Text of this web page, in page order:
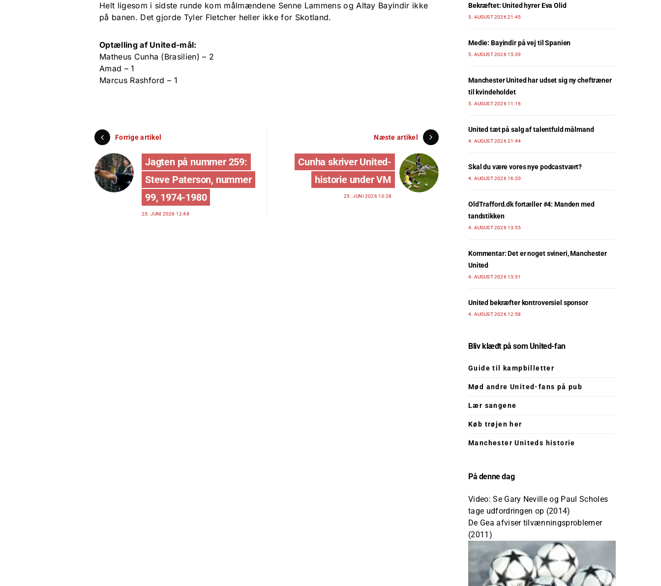
Helt ligesom i sidste runde kom målmændene Senne Lammens og Altay Bayindir ikke
på banen. Det gjorde Tyler Fletcher heller ikke for Skotland.
Optælling af United-mål:
Matheus Cunha (Brasilien) – 2
Amad – 1
Marcus Rashford – 1
Forrige artikel
Jagten på nummer 259:
Steve Paterson, nummer
99, 1974-1980
23. JUNI 2026 12:48
Næste artikel
Cunha skriver United-
historie under VM
25. JUNI 2026 13:28
Bekræftet: United hyrer Eva Olid
5. AUGUST 2026 21:45
Medie: Bayindir på vej til Spanien
5. AUGUST 2026 15:39
Manchester United har udset sig ny cheftræner
til kvindeholdet
5. AUGUST 2026 11:16
United tæt på salg af talentfuld målmand
4. AUGUST 2026 21:44
Skal du være vores nye podcastvært?
4. AUGUST 2026 16:20
OldTrafford.dk fortæller #4: Manden med
tandstikken
4. AUGUST 2026 13:55
Kommentar: Det er noget svineri, Manchester
United
4. AUGUST 2026 13:31
United bekræfter kontroversiel sponsor
4. AUGUST 2026 12:58
Bliv klædt på som United-fan
Guide til kampbilletter
Mød andre United-fans på pub
Lær sangene
Køb trøjen her
Manchester Uniteds historie
På denne dag
Video: Se Gary Neville og Paul Scholes
tage udfordringen op (2014)
De Gea afviser tilvænningsproblemer
(2011)